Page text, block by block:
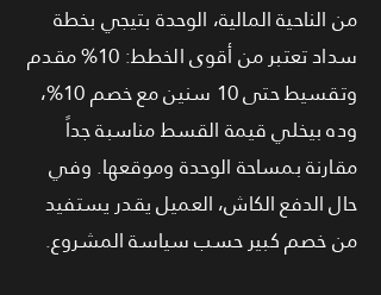
من الناحية المالية، الوحدة بتيجي بخطة
سداد تعتبر من أقوى الخطط: 10% مقدم
وتقسيط حتى 10 سنين مع خصم 10%،
وده بيخلي قيمة القسط مناسبة جداً
مقارنة بمساحة الوحدة وموقعها. وفي
حال الدفع الكاش، العميل يقدر يستفيد
من خصم كبير حسب سياسة المشروع.